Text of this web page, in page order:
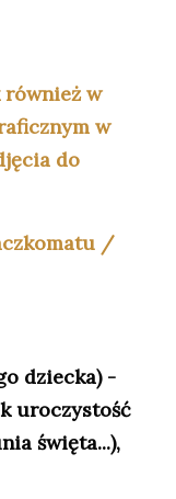
również w
w
do
/
dziecka) -
uroczystość
święta...),